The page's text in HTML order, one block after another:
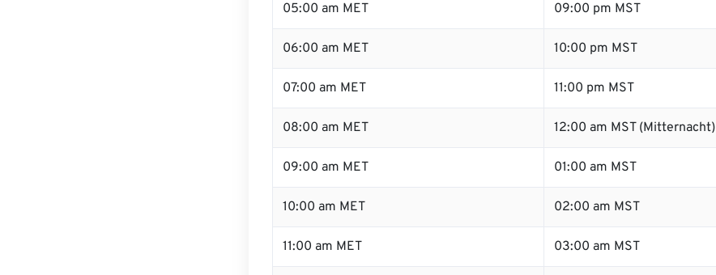
05:00 am MET 09:00 pm MST
06:00 am MET 10:00 pm MST
07:00 am MET 11:00 pm MST
08:00 am MET 12:00 am MST (Mitternacht)
09:00 am MET 01:00 am MST
10:00 am MET 02:00 am MST
11:00 am MET 03:00 am MST